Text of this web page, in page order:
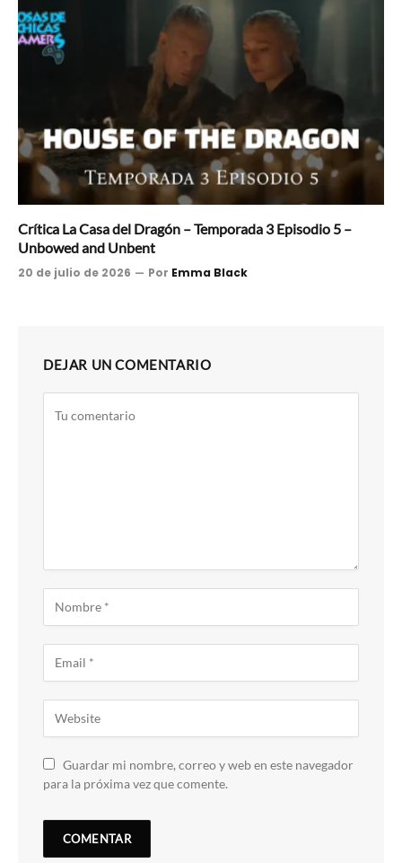
Crítica La Casa del Dragón – Temporada 3 Episodio 5 –
Unbowed and Unbent
20 de julio de 2026 Por Emma Black
DEJAR UN COMENTARIO
Guardar mi nombre, correo y web en este navegador
para la próxima vez que comente.